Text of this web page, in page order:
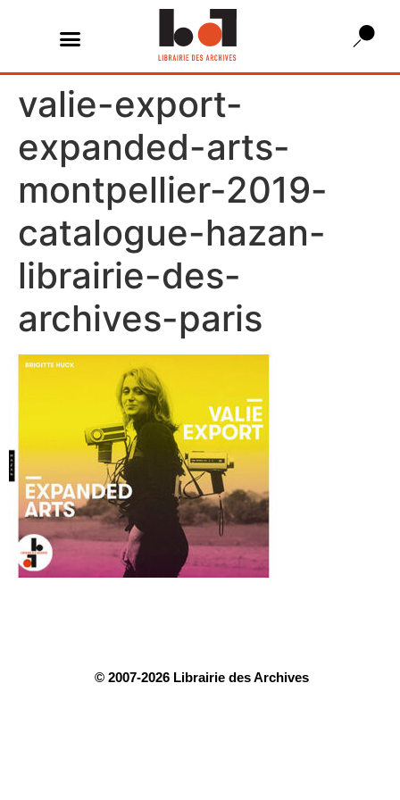
valie-export-
expanded-arts-
montpellier-2019-
catalogue-hazan-
librairie-des-
archives-paris
© 2007-2026 Librairie des Archives